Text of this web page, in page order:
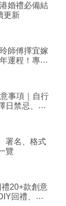
婚禮必備結
更新
師傅擇宜嫁
運程！專業
事項｜自行
日禁忌、相
署名、格式
覽
20+款創意
回禮、姊